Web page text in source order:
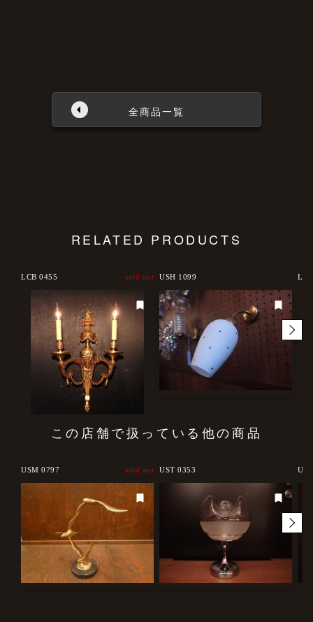
全商品一覧
RELATED PRODUCTS
LCB 0455 sold out USH 1099
この店舗で扱っている他の商品
USM 0797 sold out UST 0353